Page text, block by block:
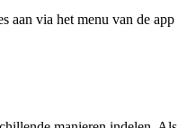
aan via het menu van de app